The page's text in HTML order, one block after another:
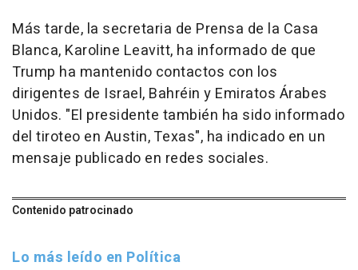
Más tarde, la secretaria de Prensa de la Casa
Blanca, Karoline Leavitt, ha informado de que
Trump ha mantenido contactos con los
dirigentes de Israel, Bahréin y Emiratos Árabes
Unidos. "El presidente también ha sido informado
del tiroteo en Austin, Texas", ha indicado en un
mensaje publicado en redes sociales.
Contenido patrocinado
Lo más leído en Política